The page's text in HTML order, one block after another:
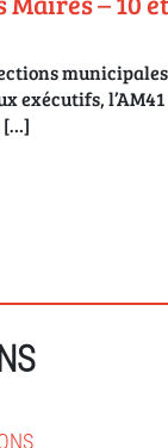
exécutifs,
[…]